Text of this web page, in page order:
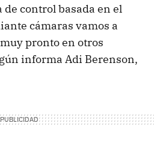
control basada en el
cámaras vamos a
pronto en otros
informa Adi Berenson,